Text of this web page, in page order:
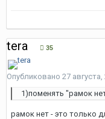
tera 35
Опубликовано 27 августа,
1)поменять "рамок
рамок нет - это только